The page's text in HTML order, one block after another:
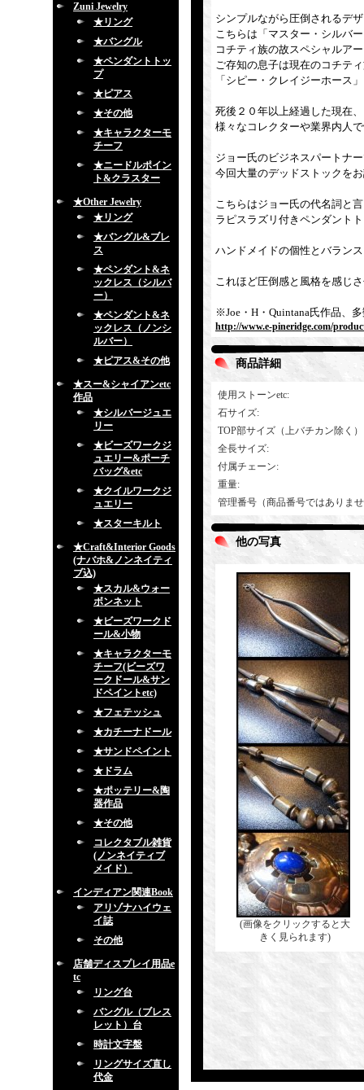
Zuni Jewelry
★リング
★バングル
★ペンダントトッ
プ
★ピアス
★その他
★キャラクターモ
チーフ
★ニードルポイン
ト&クラスター
★Other Jewelry
★リング
★バングル&ブレ
ス
★ペンダント&ネ
ックレス（シルバ
ー）
★ペンダント&ネ
ックレス（ノンシ
ルバー）
★ピアス&その他
★スー&シャイアンetc
作品
★シルバージュエ
リー
★ビーズワークジ
ュエリー&ポーチ
バッグ&etc
★クイルワークジ
ュエリー
★スターキルト
★Craft&Interior Goods
(ナバホ&ノンネイティ
ブ込)
★スカル&ウォー
ボンネット
★ビーズワークド
ール&小物
★キャラクターモ
チーフ(ビーズワ
ークドール&サン
ドペイントetc)
★フェテッシュ
★カチーナドール
★サンドペイント
★ドラム
★ポッテリー&陶
器作品
★その他
コレクタブル雑貨
(ノンネイティブ
メイド）
インディアン関連Book
アリゾナハイウェ
イ誌
その他
店舗ディスプレイ用品e
tc
リング台
バングル（ブレス
レット）台
時計文字盤
リングサイズ直し
代金
シンプルながら圧倒されるデ
こちらは「マスター・シルバ
コチティ族の故スペシャルア
ご存知の息子は現在のコチテ
「シピー・クレイジーホース
死後２０年以上経過した現在
様々なコレクターや業界内人
ジョー氏のビジネスパートナ
今回大量のデッドストックを
こちらはジョー氏の代名詞と
ラピスラズリ付きペンダント
ハンドメイドの個性とバラン
これほど圧倒感と風格を感じ
※Joe・H・Quintana氏作品、
http://www.e-pineridge.com/
商品詳細
使用ストーンetc:
石サイズ:
TOP部サイズ（上バチカン除く）
全長サイズ:
付属チェーン:
重量:
管理番号（商品番号ではありま
他の写真
(画像をクリックすると大
きく見られます)